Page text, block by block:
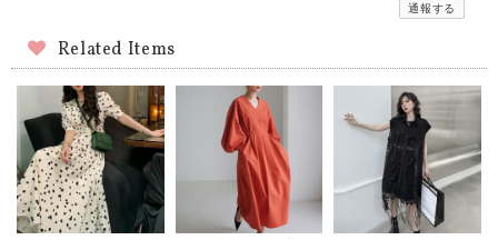
通報する
Related Items